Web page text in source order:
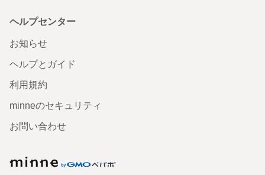
ヘルプセンター
お知らせ
ヘルプとガイド
利用規約
minneのセキュリティ
お問い合わせ